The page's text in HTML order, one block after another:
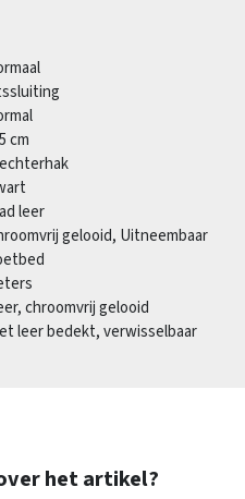
cm
leer
gelooid, Uitneembaar
chroomvrij gelooid
leer bedekt, verwisselbaar
het artikel?